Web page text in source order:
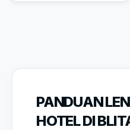
PANDUAN
HOTEL DI